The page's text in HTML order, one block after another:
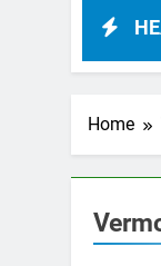
Dit kan het
Home